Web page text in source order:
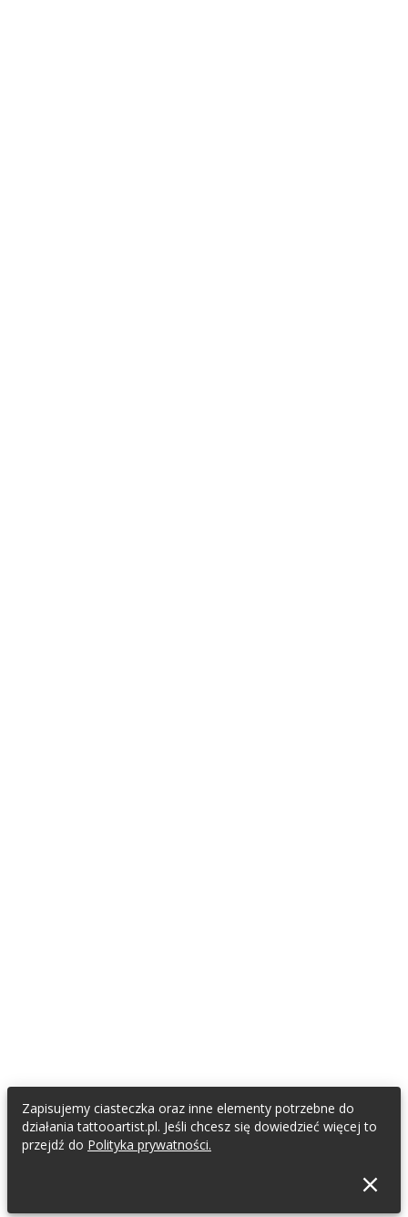
Zapisujemy ciasteczka oraz inne elementy potrzebne do
działania tattooartist.pl. Jeśli chcesz się dowiedzieć więcej to
przejdź do Polityka prywatności.